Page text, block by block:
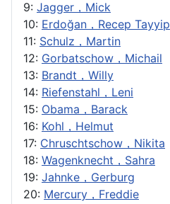
9: Jagger，Mick
10: Erdoğan，Recep Tayyip
11: Schulz，Martin
12: Gorbatschow，Michail
13: Brandt，Willy
14: Riefenstahl，Leni
15: Obama，Barack
16: Kohl，Helmut
17: Chruschtschow，Nikita
18: Wagenknecht，Sahra
19: Jahnke，Gerburg
20: Mercury，Freddie